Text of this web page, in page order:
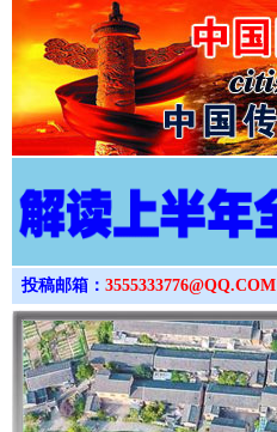
投稿邮箱： 3555333776@QQ.COM